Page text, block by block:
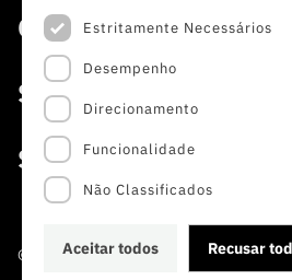
Prémios
Notas de Imprensa
Subscrever Newsletter
Subscrever Direct Mail de
Agenda
Publicações
Concursos
Concursos Abertos
Concursos Previstos
Concursos Fechados
Calendarização FCT 2026
Serviços
Serviços digitais: Tecnologia para
Arquivo, Documentação e
Acesso a dados estatísticos para
Sobre
A FCT
Estudos e Planeamento
Documentos de Gestão
©2022 · Fundação para a Ciência e a
Estritamente Necessários
Desempenho
Direcionamento
Funcionalidade
Não Classificados
Aceitar todos Recusar